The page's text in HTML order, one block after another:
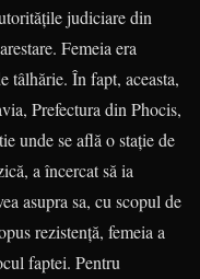
judiciare din
Femeia era
tâlhărie. În fapt, aceasta,
Prefectura din Phocis,
unde se află o stație de
a încercat să ia
asupra sa, cu scopul de
rezistență, femeia a
faptei. Pentru